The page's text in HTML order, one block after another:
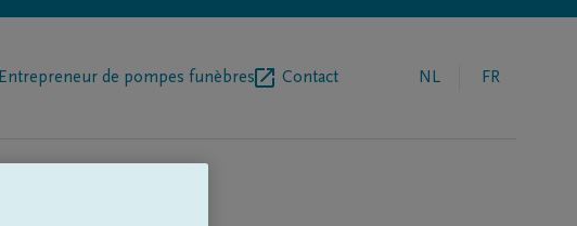
Entrepreneur de pompes funèbres Contact NL FR